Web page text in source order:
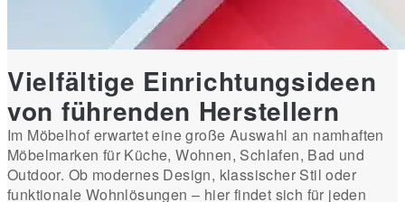
Vielfältige Einrichtungsideen
von führenden Herstellern
Im Möbelhof erwartet eine große Auswahl an namhaften
Möbelmarken für Küche, Wohnen, Schlafen, Bad und
Outdoor. Ob modernes Design, klassischer Stil oder
funktionale Wohnlösungen – hier findet sich für jeden